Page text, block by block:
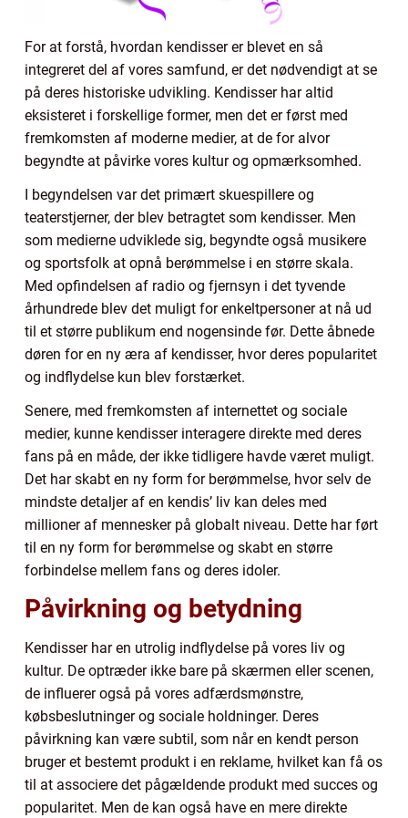
For at forstå, hvordan kendisser er blevet en så
integreret del af vores samfund, er det nødvendigt at se
på deres historiske udvikling. Kendisser har altid
eksisteret i forskellige former, men det er først med
fremkomsten af moderne medier, at de for alvor
begyndte at påvirke vores kultur og opmærksomhed.
I begyndelsen var det primært skuespillere og
teaterstjerner, der blev betragtet som kendisser. Men
som medierne udviklede sig, begyndte også musikere
og sportsfolk at opnå berømmelse i en større skala.
Med opfindelsen af radio og fjernsyn i det tyvende
århundrede blev det muligt for enkeltpersoner at nå ud
til et større publikum end nogensinde før. Dette åbnede
døren for en ny æra af kendisser, hvor deres popularitet
og indflydelse kun blev forstærket.
Senere, med fremkomsten af internettet og sociale
medier, kunne kendisser interagere direkte med deres
fans på en måde, der ikke tidligere havde været muligt.
Det har skabt en ny form for berømmelse, hvor selv de
mindste detaljer af en kendis’ liv kan deles med
millioner af mennesker på globalt niveau. Dette har ført
til en ny form for berømmelse og skabt en større
forbindelse mellem fans og deres idoler.
Påvirkning og betydning
Kendisser har en utrolig indflydelse på vores liv og
kultur. De optræder ikke bare på skærmen eller scenen,
de influerer også på vores adfærdsmønstre,
købsbeslutninger og sociale holdninger. Deres
påvirkning kan være subtil, som når en kendt person
bruger et bestemt produkt i en reklame, hvilket kan få os
til at associere det pågældende produkt med succes og
popularitet. Men de kan også have en mere direkte